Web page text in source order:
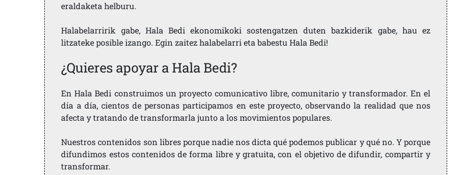
eraldaketa helburu.
Halabelarririk gabe, Hala Bedi ekonomikoki sostengatzen duten bazkiderik gabe, hau ez
litzateke posible izango. Egin zaitez halabelarri eta babestu Hala Bedi!
¿Quieres apoyar a Hala Bedi?
En Hala Bedi construimos un proyecto comunicativo libre, comunitario y transformador. En el
día a día, cientos de personas participamos en este proyecto, observando la realidad que nos
afecta y tratando de transformarla junto a los movimientos populares.
Nuestros contenidos son libres porque nadie nos dicta qué podemos publicar y qué no. Y porque
difundimos estos contenidos de forma libre y gratuita, con el objetivo de difundir, compartir y
transformar.